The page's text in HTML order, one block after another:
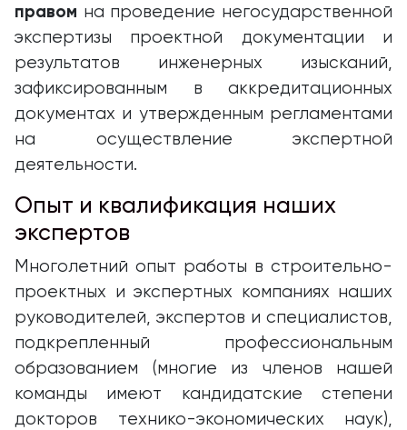
правом на проведение негосударственной
экспертизы проектной документации и
результатов инженерных изысканий,
зафиксированным в аккредитационных
документах и утвержденным регламентами
на осуществление экспертной
деятельности.
Опыт и квалификация наших
экспертов
Многолетний опыт работы в строительно-
проектных и экспертных компаниях наших
руководителей, экспертов и специалистов,
подкрепленный профессиональным
образованием (многие из членов нашей
команды имеют кандидатские степени
докторов технико-экономических наук),